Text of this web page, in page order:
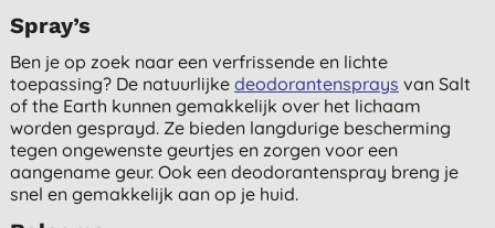
Spray’s
Ben je op zoek naar een verfrissende en lichte
toepassing? De natuurlijkedeodorantensprays van Salt
of the Earth kunnen gemakkelijk over het lichaam
worden gesprayd. Ze bieden langdurige bescherming
tegen ongewenste geurtjes en zorgen voor een
aangename geur. Ook een deodorantenspray breng je
snel en gemakkelijk aan op je huid.